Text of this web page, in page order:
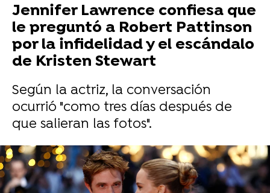
Jennifer Lawrence confiesa que
le preguntó a Robert Pattinson
por la infidelidad y el escándalo
de Kristen Stewart
Según la actriz, la conversación
ocurrió "como tres días después de
que salieran las fotos".
Vídeo: Reuters | Foto: Reuters
Jennifer Lawrence le dio a Robert